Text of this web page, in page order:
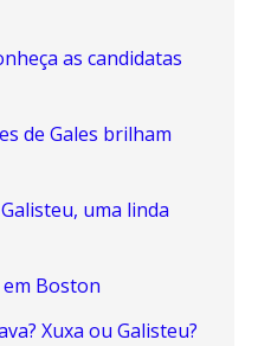
as candidatas
de Gales brilham
uma linda
Boston
Xuxa ou Galisteu?